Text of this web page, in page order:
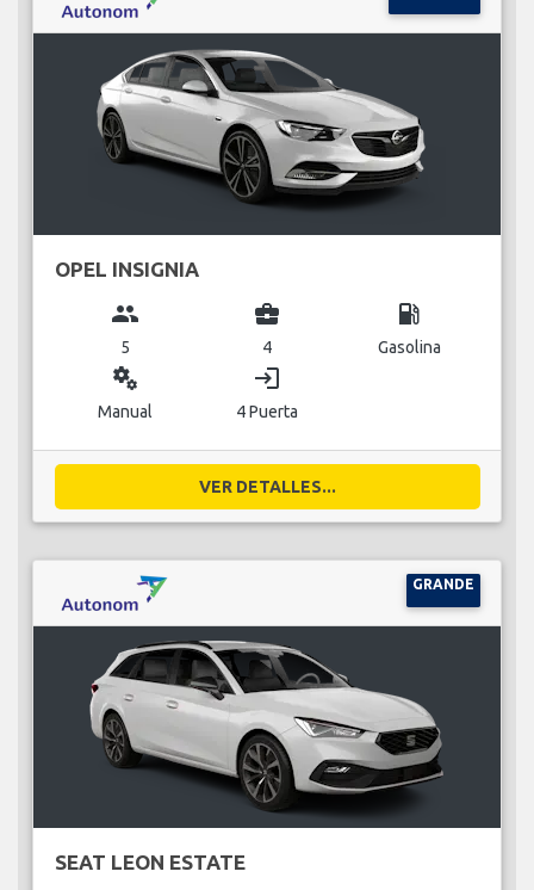
OPEL INSIGNIA
group
5
business_center
4
local_gas_station
Gasolina
miscellaneous_services
Manual
login
4 Puerta
VER DETALLES...
GRANDE
SEAT LEON ESTATE